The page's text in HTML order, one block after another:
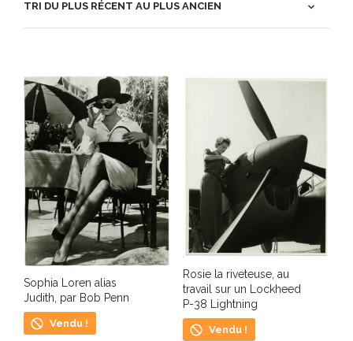
Sophia Loren alias
Judith, par Bob Penn
Vendu !
Rosie la riveteuse, au
travail sur un Lockheed
P-38 Lightning
Vendu !